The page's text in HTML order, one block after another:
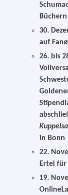
Büchern
30.
auf
26. bis
in Bonn
22.
Ertel für
19.